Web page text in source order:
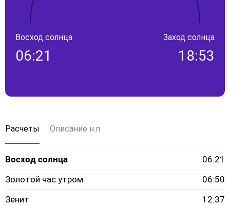
Восход солнца
06:21
Заход солнца
18:53
Расчеты Описание н.п.
Восход солнца
06:21
Золотой час утром
06:50
Зенит
12:37